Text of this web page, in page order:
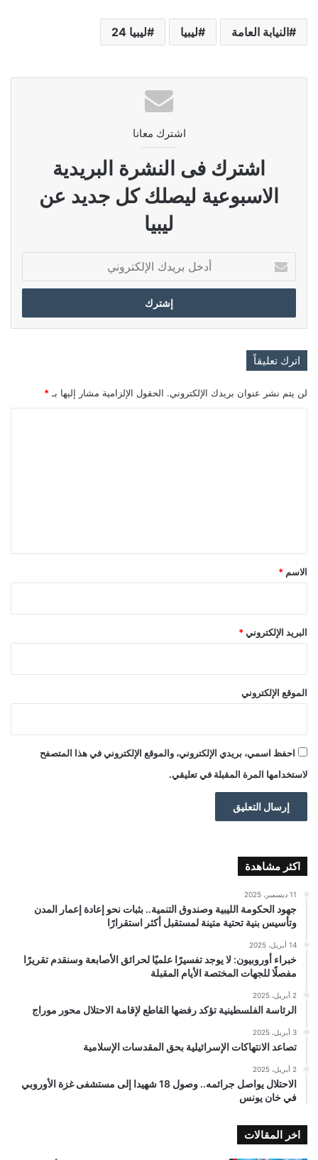
النيابة العامة ليبيا ليبيا 24
اشترك معانا
اشترك فى النشرة البريدية
الاسبوعية ليصلك كل جديد عن
ليبيا
بريدك
الإلكتروني
اترك تعليقاً
لن يتم نشر عنوان بريدك الإلكتروني. الحقول الإلزامية مشار إليها بـ *
*
الاسم *
البريد الإلكتروني *
الموقع الإلكتروني
احفظ اسمي، بريدي الإلكتروني، والموقع الإلكتروني في هذا المتصفح
لاستخدامها المرة المقبلة في تعليقي.
اكثر مشاهدة
11 ديسمبر، 2025
جهود الحكومة الليبية وصندوق التنمية.. بثبات نحو إعادة إعمار المدن
وتأسيس بنية تحتية متينة لمستقبل أكثر استقرارًا
14 أبريل، 2025
خبراء أوروبيون: لا يوجد تفسيرًا علميًا لحرائق الأصابعة وسنقدم تقريرًا
مفصلًا للجهات المختصة الأيام المقبلة
2 أبريل، 2025
الرئاسة الفلسطينية تؤكد رفضها القاطع لإقامة الاحتلال محور موراج
3 أبريل، 2025
تصاعد الانتهاكات الإسرائيلية بحق المقدسات الإسلامية
2 أبريل، 2025
الاحتلال يواصل جرائمه.. وصول 18 شهيدا إلى مستشفى غزة الأوروبي
في خان يونس
اخر المقالات